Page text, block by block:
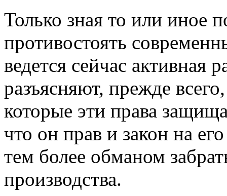
Только зная то или иное
противостоять
ведется сейчас активная
разъясняют, прежде
которые эти права
что он прав и закон на
тем более обманом
производства.